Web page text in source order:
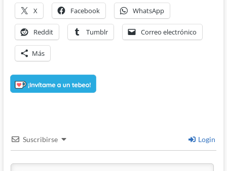
X Facebook WhatsApp
Reddit Tumblr Correo electrónico
Más
Suscribirse Login